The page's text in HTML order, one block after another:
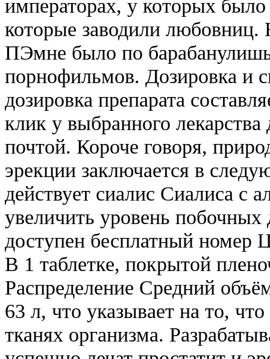
императорах, у которых
которые заводили любовниц.
ПЭмне было по
порнофильмов. Дозировка и
дозировка препарата
клик у выбранного
почтой. Короче говоря,
эрекции заключается в
действует сиалис Сиалиса с
увеличить уровень побочных
доступен бесплатный номер
В 1 таблетке, покрытой
Распределение Средний
63 л, что указывает на то,
тканях организма.